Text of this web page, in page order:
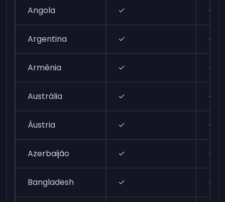
Angola ✓ ✓
Argentina ✓ ✓
Armênia ✓ ✓
Austrália ✓ ✓
Áustria ✓ ✓
Azerbaijão ✓ ✓
Bangladesh ✓ ✓